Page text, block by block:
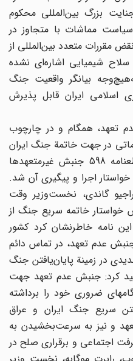
بزرگ بین‌المللی محکوم
مماشات با متجاوز در
متعدد بین‌المللی از
شیمیایی اشاره‌ای نشده
بیانگر واقعیت جنگ
اسلامی ایران قابل پذیرش
تعهد، همگام و در چارچوب
در جهت خاتمة جنگ ایران
و عراق دست زد. با تصویب قطعنامه 598 جنبش غیرمتعهدها
اجرا و پیگیری آن شد.
1366 (1987) راجیو گاندی، نخست‌وزیر وقت
خواستار خاتمه سریع جنگ از
نامه خاطرنشان کرد کشور
عدم تعهد، در تماس دائم
در زمینة پایان‌یافتن جنگ
کرد: جنبش عدم تعهد جهت
ضروری خود را برداشته
سریع جنگ ایران و عراق
و نیز به سرعت‌بخشیدن به
اجتماعی و برقراری صلح در